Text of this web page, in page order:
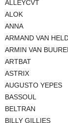
ALLEYCVT
ALOK
ANNA
ARMAND VAN
ARMIN VAN
ARTBAT
ASTRIX
AUGUSTO YEPES
BASSOUL
BELTRAN
BILLY GILLIES